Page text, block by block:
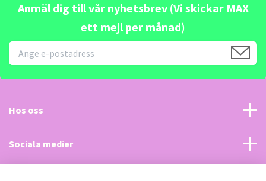
Anmäl dig till vår nyhetsbrev (Vi skickar MAX
ett mejl per månad)
Hos oss
Sociala medier